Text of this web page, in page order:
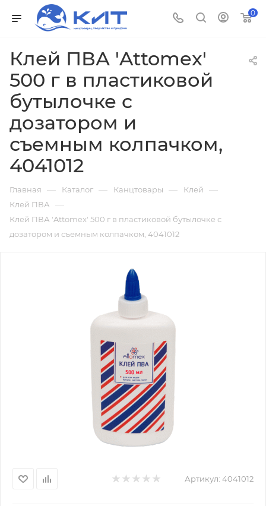
0
Клей ПВА 'Attomex'
500 г в пластиковой
бутылочке с
дозатором и
съемным колпачком,
4041012
Главная — Каталог — Канцтовары — Клей —
Клей ПВА —
Клей ПВА 'Attomex' 500 г в пластиковой бутылочке с
дозатором и съемным колпачком, 4041012
Артикул: 4041012